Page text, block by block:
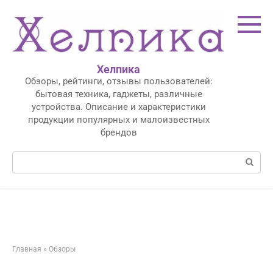
контенту
Хелпика
Обзоры, рейтинги, отзывы пользователей:
бытовая техника, гаджеты, различные
устройства. Описание и характеристики
продукции популярных и малоизвестных
брендов
Поиск:
Главная » Обзоры